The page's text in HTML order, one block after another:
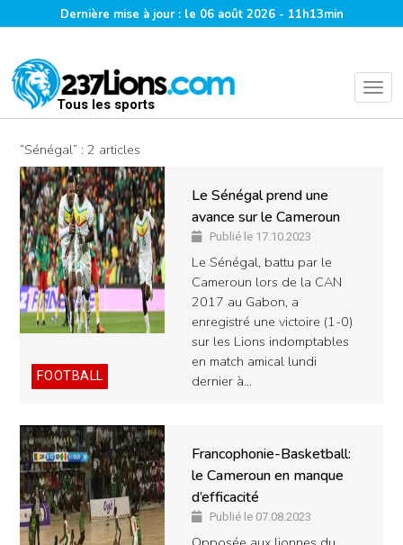
Dernière mise à jour : le 06 août 2026 - 11h13min
Tous les sports
“Sénégal” : 2 articles
FOOTBALL
Le Sénégal prend une
avance sur le Cameroun
Publié le 17.10.2023
Le Sénégal, battu par le
Cameroun lors de la CAN
2017 au Gabon, a
enregistré une victoire (1-0)
sur les Lions indomptables
en match amical lundi
dernier à…
Francophonie-Basketball:
le Cameroun en manque
d’efficacité
Publié le 07.08.2023